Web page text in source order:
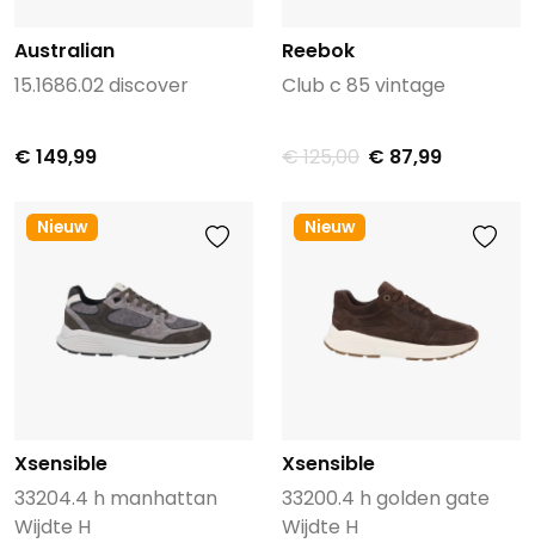
Australian
15.1686.02 discover
€ 149,99
Reebok
Club c 85 vintage
€ 125,00 € 87,99
Nieuw
Xsensible
33204.4 h manhattan
Wijdte H
Nieuw
Xsensible
33200.4 h golden gate
Wijdte H